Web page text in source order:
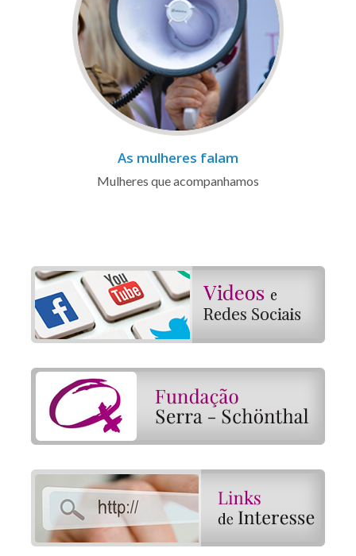
As mulheres falam
Mulheres que acompanhamos